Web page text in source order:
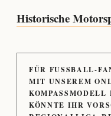
Historische
FÜR FUSSBALL-
MIT UNSEREM
KÖNNTE IHR